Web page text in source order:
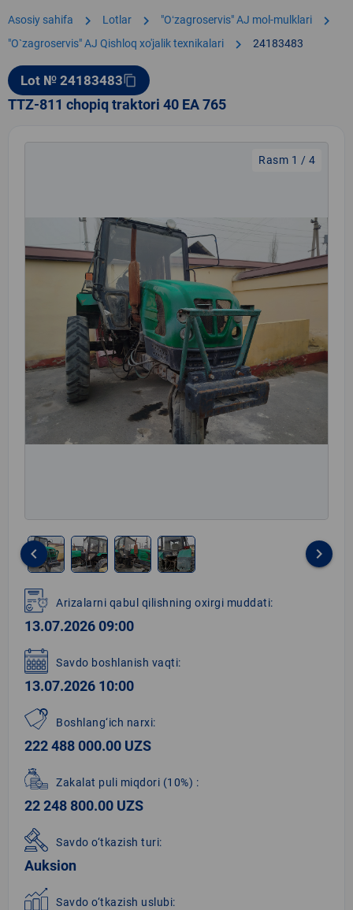
Asosiy sahifa chevron_right Lotlar chevron_right "Oʻzagroservis" AJ mol-mulklari chevron_right
"O`zagroservis" AJ Qishloq xo'jalik texnikalari chevron_right 24183483
Lot № 24183483content_copy
TTZ-811 chopiq traktori 40 EA 765
Rasm 1 / 4
1
of
4
keyboard_arrow_left keyboard_arrow_right
Arizalarni qabul qilishning oxirgi muddati:
13.07.2026 09:00
Savdo boshlanish vaqti:
13.07.2026 10:00
Boshlang‘ich narxi:
222 488 000.00 UZS
Zakalat puli miqdori (10%) :
22 248 800.00 UZS
Savdo o‘tkazish turi:
Auksion
Savdo o‘tkazish uslubi: